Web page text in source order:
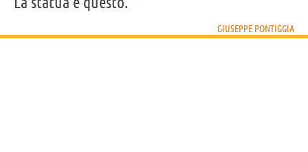
GIUSEPPE PONTIGGIA